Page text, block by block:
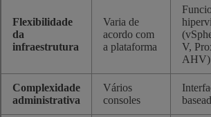
Flexibilidade
da
infraestrutura
Varia de
acordo com
a plataforma
V,
AHV)
Complexidade
administrativa
Vários
consoles